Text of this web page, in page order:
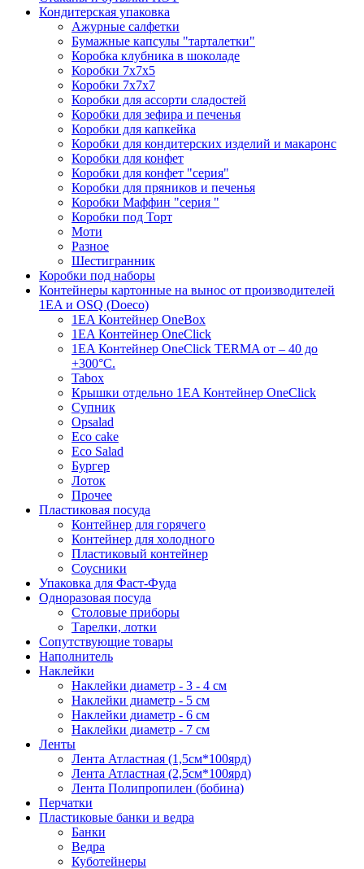
Кондитерская упаковка
Ажурные салфетки
Бумажные капсулы "тарталетки"
Коробка клубника в шоколаде
Коробки 7х7х5
Коробки 7х7х7
Коробки для ассорти сладостей
Коробки для зефира и печенья
Коробки для капкейка
Коробки для кондитерских изделий и макаронс
Коробки для конфет
Коробки для конфет "серия"
Коробки для пряников и печенья
Коробки Маффин "серия "
Коробки под Торт
Моти
Разное
Шестигранник
Коробки под наборы
Контейнеры картонные на вынос от производителей
1EA и OSQ (Doeco)
1EA Контейнер OneBox
1EA Контейнер OneClick
1EA Контейнер OneClick TERMA от – 40 до
+300°C.
Tabox
Крышки отдельно 1EA Контейнер OneClick
Супник
Opsalad
Eco cake
Eco Salad
Бургер
Лоток
Прочее
Пластиковая посуда
Контейнер для горячего
Контейнер для холодного
Пластиковый контейнер
Соусники
Упаковка для Фаст-Фуда
Одноразовая посуда
Столовые приборы
Тарелки, лотки
Сопутствующие товары
Наполнитель
Наклейки
Наклейки диаметр - 3 - 4 см
Наклейки диаметр - 5 см
Наклейки диаметр - 6 см
Наклейки диаметр - 7 см
Ленты
Лента Атластная (1,5см*100ярд)
Лента Атластная (2,5см*100ярд)
Лента Полипропилен (бобина)
Перчатки
Пластиковые банки и ведра
Банки
Ведра
Куботейнеры